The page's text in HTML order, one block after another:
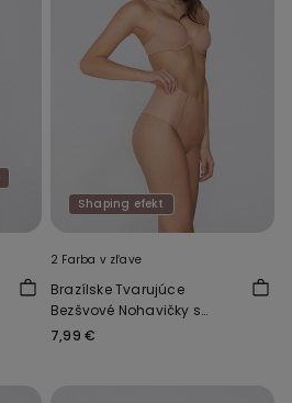
Shaping efekt
2 Farba v zľave
Brazílske Tvarujúce
Bezšvové Nohavičky s
Vysokým Pásom
7,99 €